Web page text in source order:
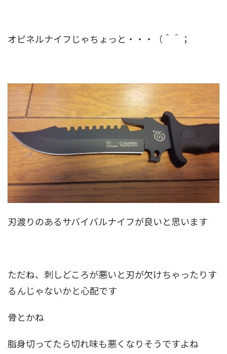
オピネルナイフじゃちょっと・・・（＾＾；
刃渡りのあるサバイバルナイフが良いと思います
ただね、刺しどころが悪いと刃が欠けちゃったりす
るんじゃないかと心配です
骨とかね
脂身切ってたら切れ味も悪くなりそうですよね